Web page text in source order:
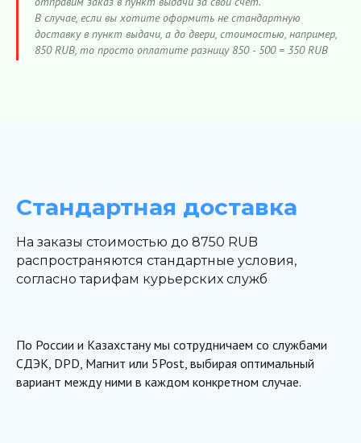
В случае, если вы хотите оформить не стандартную
доставку в пункт выдачи, а до двери, стоимостью, например,
850 RUB, то просто оплатите разницу 850 - 500 = 350 RUB
Стандартная доставка
На заказы стоимостью до 8750 RUB
распространяются стандартные условия,
согласно тарифам курьерских служб
По России и Казахстану мы сотрудничаем со службами
СДЭК, DPD, Магнит или 5Post, выбирая оптимальный
вариант между ними в каждом конкретном случае.